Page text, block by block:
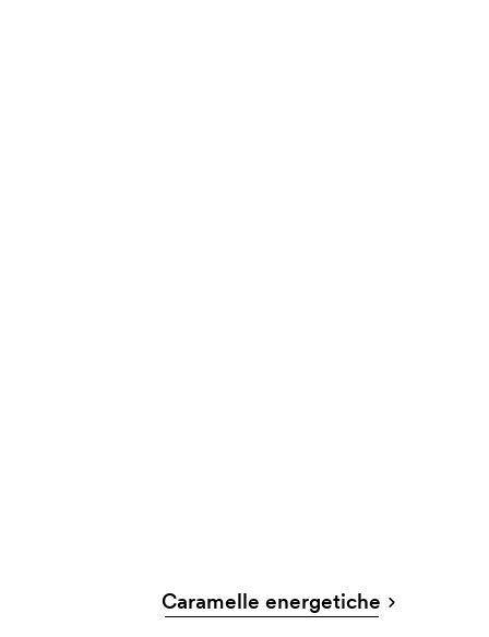
Caramelle energetiche